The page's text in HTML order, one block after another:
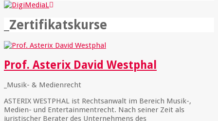
_Zertifikatskurse
Prof. Asterix David Westphal
_Musik- & Medienrecht
ASTERIX WESTPHAL ist Rechtsanwalt im Bereich Musik-,
Medien- und Entertainmentrecht. Nach seiner Zeit als
juristischer Berater des Unternehmens des